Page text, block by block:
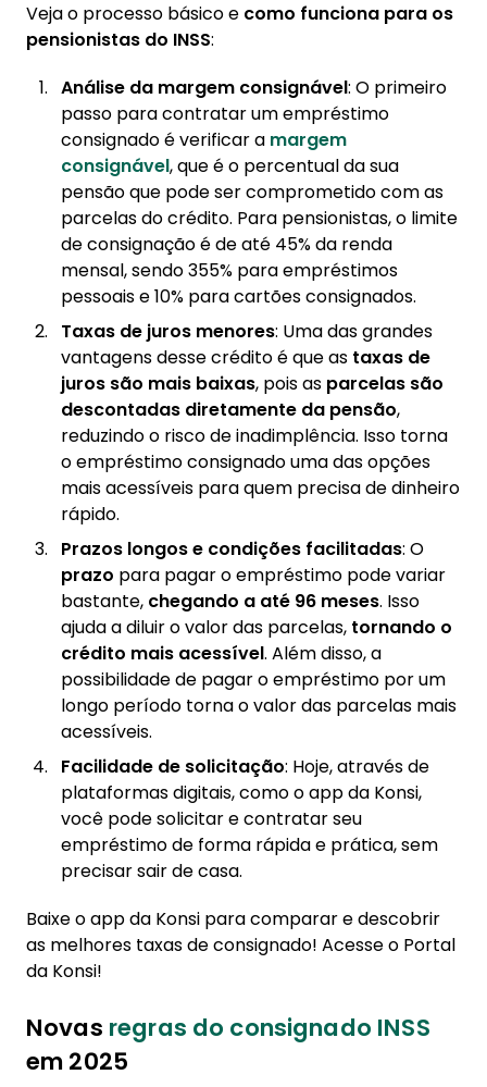
Veja o processo básico e como funciona para os
pensionistas do INSS:
Análise da margem consignável: O primeiro
passo para contratar um empréstimo
consignado é verificar a margem
consignável, que é o percentual da sua
pensão que pode ser comprometido com as
parcelas do crédito. Para pensionistas, o limite
de consignação é de até 45% da renda
mensal, sendo 355% para empréstimos
pessoais e 10% para cartões consignados.
Taxas de juros menores: Uma das grandes
vantagens desse crédito é que as taxas de
juros são mais baixas, pois as parcelas são
descontadas diretamente da pensão,
reduzindo o risco de inadimplência. Isso torna
o empréstimo consignado uma das opções
mais acessíveis para quem precisa de dinheiro
rápido.
Prazos longos e condições facilitadas: O
prazo para pagar o empréstimo pode variar
bastante, chegando a até 96 meses. Isso
ajuda a diluir o valor das parcelas, tornando o
crédito mais acessível. Além disso, a
possibilidade de pagar o empréstimo por um
longo período torna o valor das parcelas mais
acessíveis.
Facilidade de solicitação: Hoje, através de
plataformas digitais, como o app da Konsi,
você pode solicitar e contratar seu
empréstimo de forma rápida e prática, sem
precisar sair de casa.
Baixe o app da Konsi para comparar e descobrir
as melhores taxas de consignado! Acesse o Portal
da Konsi!
Novas regras do consignado INSS
em 2025